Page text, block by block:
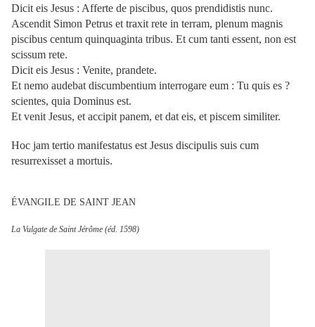
Dicit eis Jesus : Afferte de piscibus, quos prendidistis nunc.
Ascendit Simon Petrus et traxit rete in terram, plenum magnis
piscibus centum quinquaginta tribus. Et cum tanti essent, non est
scissum rete.
Dicit eis Jesus : Venite, prandete.
Et nemo audebat discumbentium interrogare eum : Tu quis es ?
scientes, quia Dominus est.
Et venit Jesus, et accipit panem, et dat eis, et piscem similiter.
Hoc jam tertio manifestatus est Jesus discipulis suis cum
resurrexisset a mortuis.
ÉVANGILE DE SAINT JEAN
La Vulgate de Saint Jérôme (éd. 1598)